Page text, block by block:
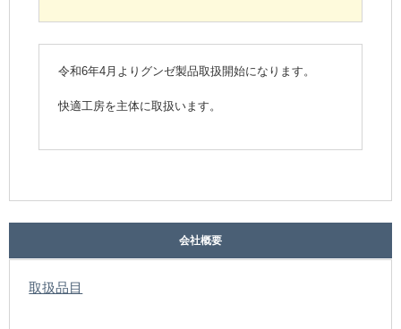
令和6年4月よりグンゼ製品取扱開始になります。
快適工房を主体に取扱います。
会社概要
取扱品目